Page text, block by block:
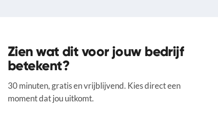
Zien wat dit voor jouw bedrijf
betekent?
30 minuten, gratis en vrijblijvend. Kies direct een
moment dat jou uitkomt.